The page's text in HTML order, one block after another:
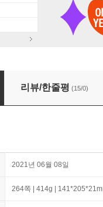
리뷰/한줄평 (15/0)
2021년 06월 08일
264쪽 | 414g |